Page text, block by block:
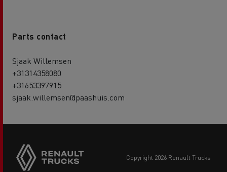
Parts contact
Sjaak Willemsen
+31314358080
+31653397915
sjaak.willemsen@paashuis.com
buttons
copyright 2026 Renault Trucks